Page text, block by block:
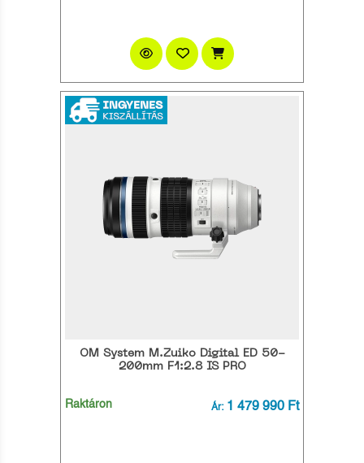
OM System M.Zuiko Digital ED 50-
200mm F1:2.8 IS PRO
Raktáron Ár: 1 479 990 Ft